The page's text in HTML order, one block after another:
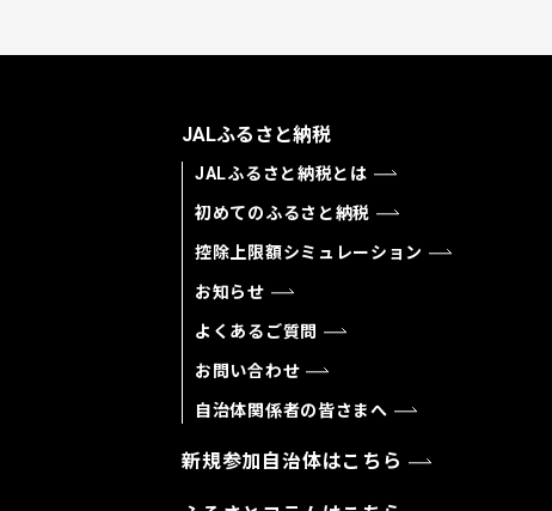
JALふるさと納税
JALふるさと納税とは
初めてのふるさと納税
控除上限額シミュレーション
お知らせ
よくあるご質問
お問い合わせ
自治体関係者の皆さまへ
新規参加自治体はこちら